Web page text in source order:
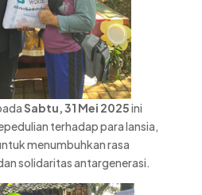
Sabtu, 31 Mei 2025ini
terhadap para lansia,
menumbuhkan rasa
solidaritas antargenerasi.